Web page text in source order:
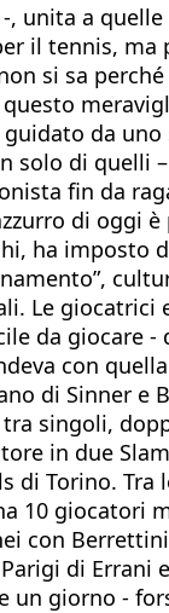
a quelle
il tennis,
si sa
da
solo di
fin da
di oggi
ha
Le
da giocare
con
di Sinner
singoli,
in due
di Torino.
10
di
giorno -